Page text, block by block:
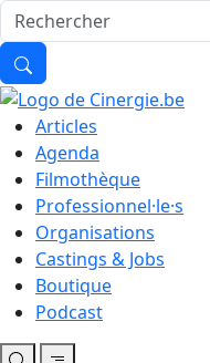
Articles
Agenda
Filmothèque
Professionnel·le·s
Organisations
Castings & Jobs
Boutique
Podcast